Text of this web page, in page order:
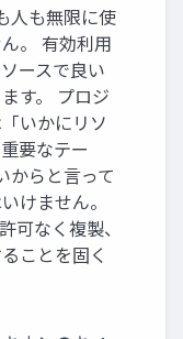
人も無限に使
。 有効利用
ースで良い
す。 プロジ
いかにリソ
要なテー
からと言って
けません。
可なく複製、
ことを固く